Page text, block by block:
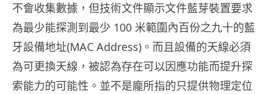
不會收集數據，但技術文件顯示文件藍芽裝置要求
為最少能探測到最少 100 米範圍內百份之九十的藍
牙設備地址(MAC Address)。而且設備的天線必須
為可更換天線，被認為存在可以因應功能而提升探
索能力的可能性。並不是龐所指的只提供物理定位